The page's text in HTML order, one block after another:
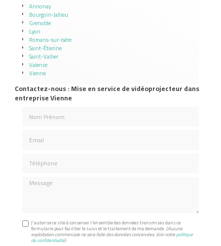
Annonay
Bourgoin-Jallieu
Grenoble
Lyon
Romans-sur-Isère
Saint-Étienne
Saint-Vallier
Valence
Vienne
Contactez-nous : Mise en service de vidéoprojecteur dans
entreprise Vienne
Message
J'autorise ce site à conserver l'ensemble des données transmises dans ce
formulaire pour faciliter le suivi et le traitement de ma demande. (Aucune
exploitation commerciale ne sera faite des données concervées. Voir notrepolitique
de confidentialité)